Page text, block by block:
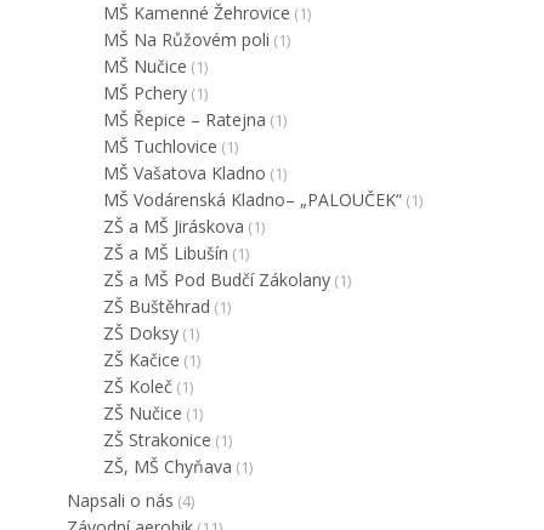
MŠ Kamenné Žehrovice (1)
MŠ Na Růžovém poli (1)
MŠ Nučice (1)
MŠ Pchery (1)
MŠ Řepice – Ratejna (1)
MŠ Tuchlovice (1)
MŠ Vašatova Kladno (1)
MŠ Vodárenská Kladno– „PALOUČEK“ (1)
ZŠ a MŠ Jiráskova (1)
ZŠ a MŠ Libušín (1)
ZŠ a MŠ Pod Budčí Zákolany (1)
ZŠ Buštěhrad (1)
ZŠ Doksy (1)
ZŠ Kačice (1)
ZŠ Koleč (1)
ZŠ Nučice (1)
ZŠ Strakonice (1)
ZŠ, MŠ Chyňava (1)
Napsali o nás (4)